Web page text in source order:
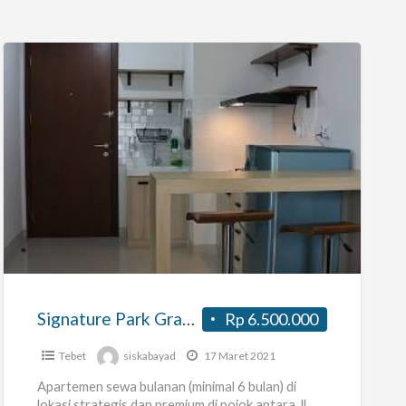
Grande
Rp 6.500.000
Tebet siskabayad 17 Maret 2021
Apartemen sewa bulanan (minimal 6 bulan) di